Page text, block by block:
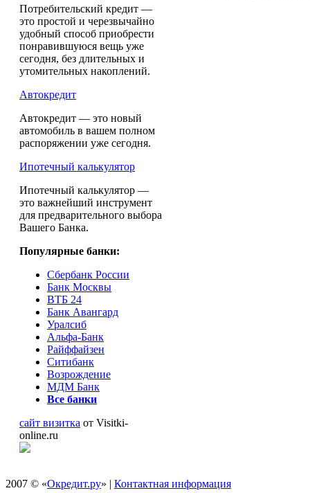
Потребительский кредит —
это простой и черезвычайно
удобный способ приобрести
понравившуюся вещь уже
сегодня, без длительных и
утомительных накоплений.
Автокредит
Автокредит — это новый
автомобиль в вашем полном
распоряжении уже сегодня.
Ипотечный калькулятор
Ипотечный калькулятор —
это важнейший инструмент
для предварительного выбора
Вашего Банка.
Популярные банки:
Сбербанк России
Банк Москвы
ВТБ 24
Банк Авангард
Уралсиб
Альфа-Банк
Райффайзен
Ситибанк
Возрождение
МДМ Банк
Все банки
сайт визитка от Visitki-
online.ru
2007 © «Окредит.ру» | Контактная информация